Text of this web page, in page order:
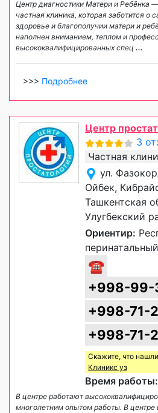
Центр диагностики Матери и Ребёнка
частная клиника, которая заботится
здоровье и благополучии матери и
наполнен вниманием, теплом и
высококвалифицированных спец ...
>>> Подробнее
Центр
3
Частная
ул.
Ойбек,
Ташкентская
Улугбекский
Ориентир:
☎
+998-
+998-71-
+998-71-
Скажите, что
Клиникс уз
Время работы:
В центре работают
многолетним опытом работы. В